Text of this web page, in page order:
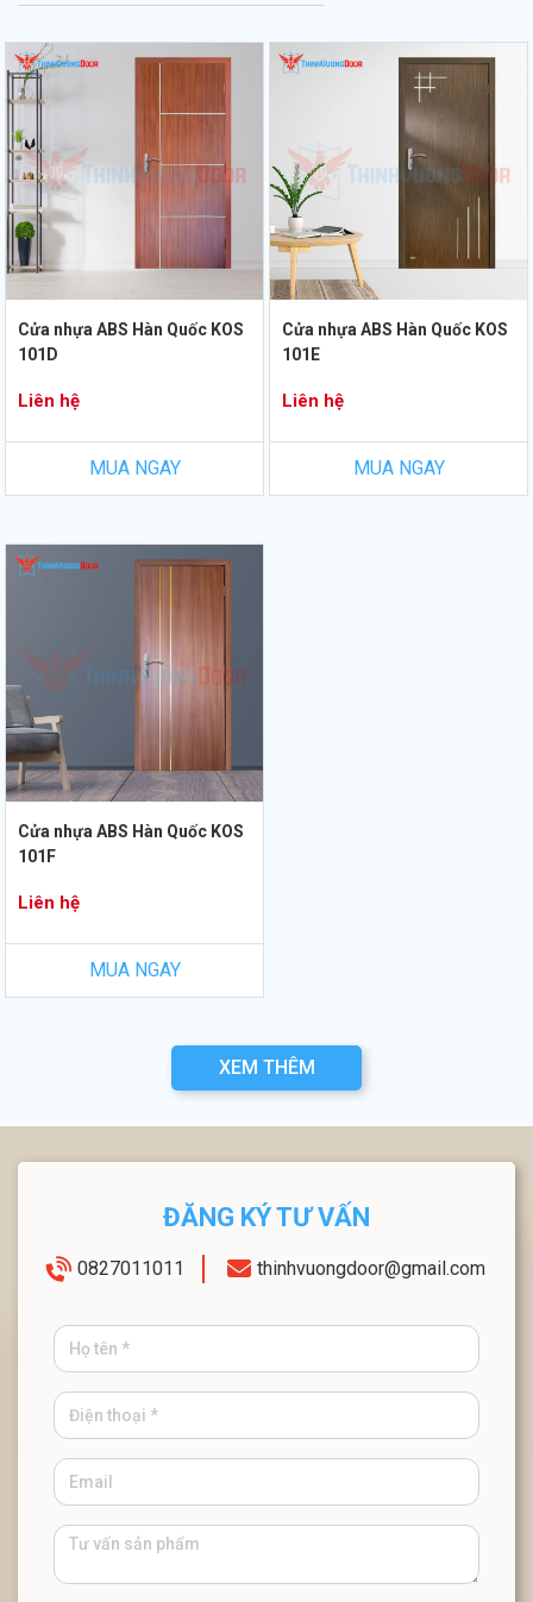
Cửa nhựa ABS Hàn Quốc KOS
101D
Liên hệ
MUA NGAY
Cửa nhựa ABS Hàn Quốc KOS
101E
Liên hệ
MUA NGAY
Cửa nhựa ABS Hàn Quốc KOS
101F
Liên hệ
MUA NGAY
XEM THÊM
ĐĂNG KÝ TƯ VẤN
0827011011 thinhvuongdoor@gmail.com